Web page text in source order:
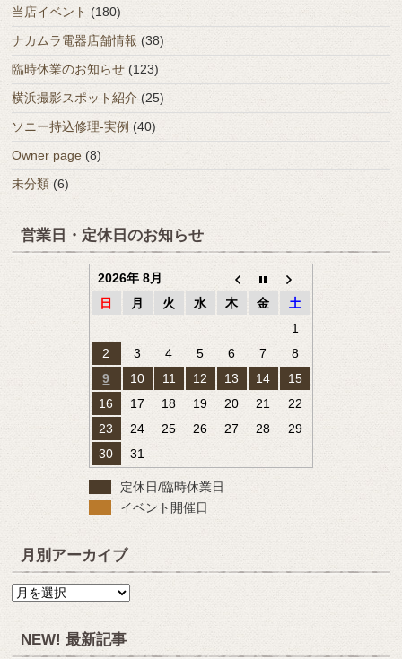
当店イベント (180)
ナカムラ電器店舗情報 (38)
臨時休業のお知らせ (123)
横浜撮影スポット紹介 (25)
ソニー持込修理-実例 (40)
Owner page (8)
未分類 (6)
営業日・定休日のお知らせ
2026年 8月
日
月 火 水 木 金
土
1
2
3 4 5 6 7
8
9
10 11 12 13 14
15
16
17 18 19 20 21
22
23
24 25 26 27 28
29
30
31
定休日/臨時休業日
イベント開催日
月別アーカイブ
月
ーNEW! 最新記事